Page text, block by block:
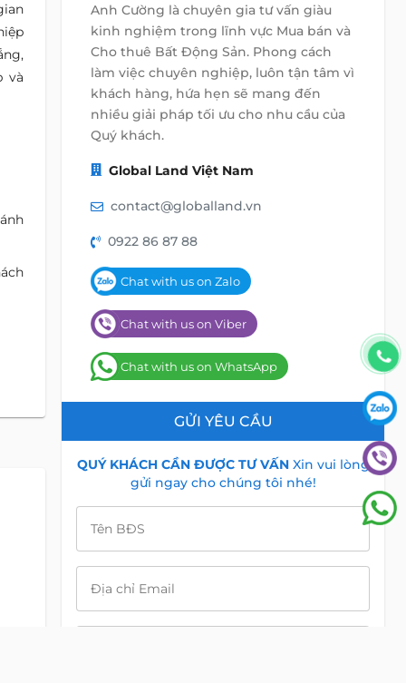
và
Anh Cường là chuyên gia tư vấn giàu
kinh nghiệm trong lĩnh vực Mua bán và
Cho thuê Bất Động Sản. Phong cách
làm việc chuyên nghiệp, luôn tận tâm vì
khách hàng, hứa hẹn sẽ mang đến
nhiều giải pháp tối ưu cho nhu cầu của
Quý khách.
Global Land Việt Nam
contact@globalland.vn
0922 86 87 88
Chat with us on Zalo
Chat with us on Viber
Chat with us on WhatsApp
GỬI YÊU CẦU
QUÝ KHÁCH CẦN ĐƯỢC TƯ VẤNXin vui lòng
gửi ngay cho chúng tôi nhé!
Tên BĐS
Địa chỉ Email